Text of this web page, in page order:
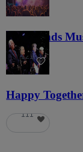
Lost Lands
121
Happy
111